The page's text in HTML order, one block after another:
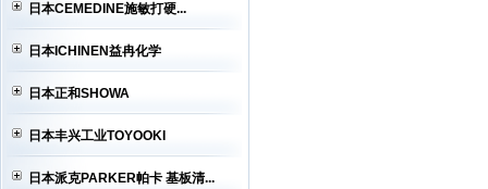
日本CEMEDINE施敏打硬...
日本ICHINEN益冉化学
日本正和SHOWA
日本丰兴工业TOYOOKI
日本派克PARKER帕卡 基板清...